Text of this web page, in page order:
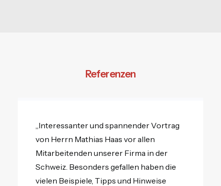
Referenzen
„Interessanter und spannender Vortrag
von Herrn Mathias Haas vor allen
Mitarbeitenden unserer Firma in der
Schweiz. Besonders gefallen haben die
vielen Beispiele, Tipps und Hinweise